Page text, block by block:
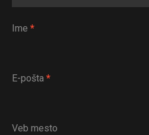
Ime *
E-pošta *
Veb mesto